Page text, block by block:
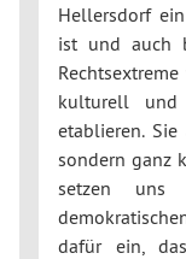
Hellersdorf
ist und auch
kulturell und
etablieren.
sondern ganz
setzen uns
dafür ein,